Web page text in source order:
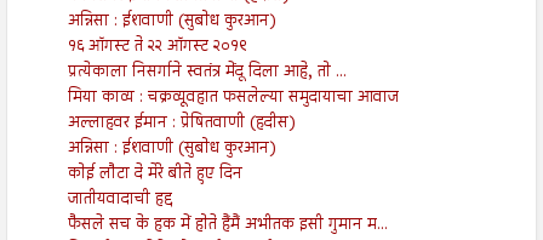
अन्निसा : ईशवाणी (सुबोध कुरआन)
१६ ऑगस्ट ते २२ ऑगस्ट २०१९
प्रत्येकाला निसर्गाने स्वतंत्र मेंदू दिला आहे, तो ...
मिया काव्य : चक्रव्यूवहात फसलेल्या समुदायाचा आवाज
अल्लाहवर ईमान : प्रेषितवाणी (हदीस)
अन्निसा : ईशवाणी (सुबोध कुरआन)
कोई लौटा दे मेरे बीते हुए दिन
जातीयवादाची हद्द
फैसले सच के हक में होते हैंमैं अभीतक इसी गुमान म...